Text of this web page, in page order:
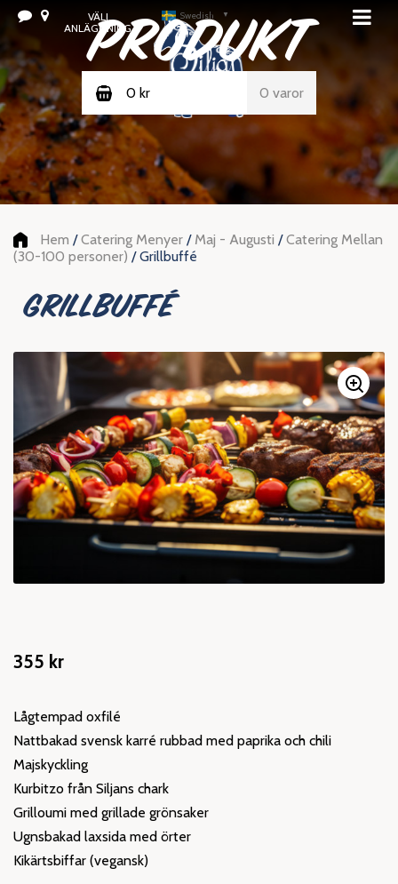
VÄLJ
ANLÄGGNING
Swedish ▼
PRODUKT
0 kr 0 varor
Hem /Catering Menyer / Maj - Augusti /Catering Mellan
(30-100 personer) / Grillbuffé
Grillbuffé
🔍
355 kr
Lågtempad oxfilé
Nattbakad svensk karré rubbad med paprika och chili
Majskyckling
Kurbitzo från Siljans chark
Grilloumi med grillade grönsaker
Ugnsbakad laxsida med örter
Kikärtsbiffar (vegansk)